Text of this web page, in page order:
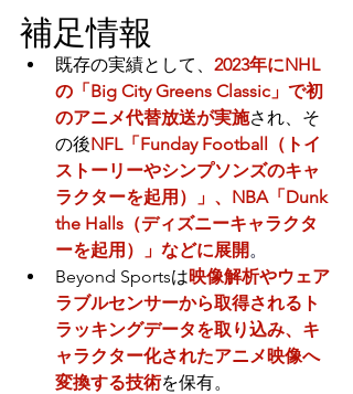
補足情報
既存の実績として、 2023年にNHL
の「Big City Greens Classic」で初
のアニメ代替放送が実施され、そ
の後NFL「Funday Football（トイ
ストーリーやシンプソンズのキャ
ラクターを起用）」、NBA「Dunk
the Halls（ディズニーキャラクタ
ーを起用）」などに展開。
Beyond Sportsは映像解析やウェア
ラブルセンサーから取得されるト
ラッキングデータを取り込み、キ
ャラクター化されたアニメ映像へ
変換する技術を保有。